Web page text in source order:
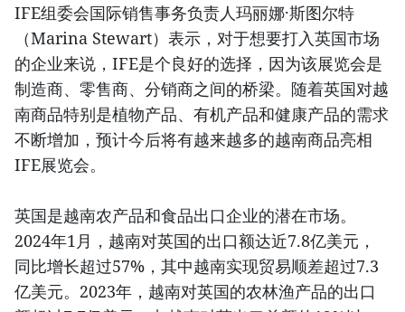
IFE组委会国际销售事务负责人玛丽娜·斯图尔特
（Marina Stewart）表示，对于想要打入英国市场
的企业来说，IFE是个良好的选择，因为该展览会是
制造商、零售商、分销商之间的桥梁。随着英国对越
南商品特别是植物产品、有机产品和健康产品的需求
不断增加，预计今后将有越来越多的越南商品亮相
IFE展览会。
英国是越南农产品和食品出口企业的潜在市场。
2024年1月，越南对英国的出口额达近7.8亿美元，
同比增长超过57%，其中越南实现贸易顺差超过7.3
亿美元。2023年，越南对英国的农林渔产品的出口